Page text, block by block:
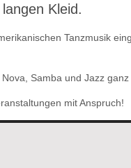
Kleid.
Tanzmusik
Samba und Jazz
mit Anspruch!